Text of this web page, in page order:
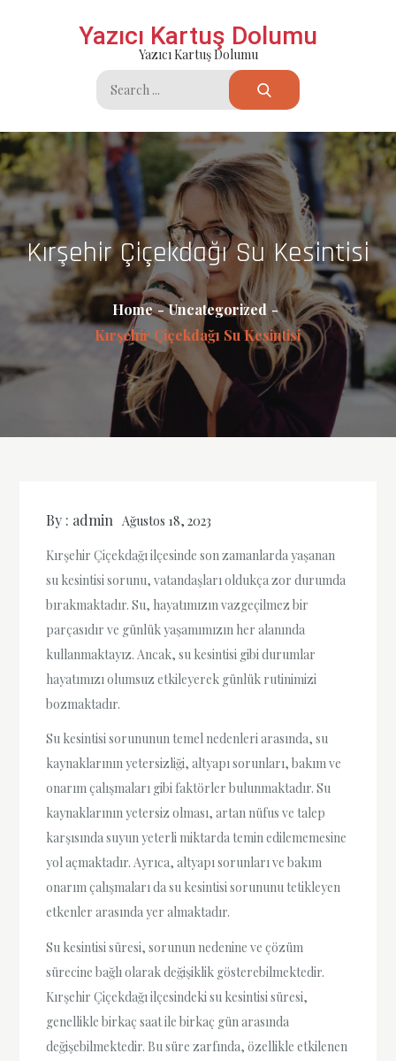
Yazıcı Kartuş Dolumu
Yazıcı Kartuş Dolumu
Search
for:
Kırşehir Çiçekdağı Su Kesintisi
Home
Uncategorized
Kırşehir Çiçekdağı Su Kesintisi
By : admin Ağustos 18, 2023
Kırşehir Çiçekdağı ilçesinde son zamanlarda yaşanan
su kesintisi sorunu, vatandaşları oldukça zor durumda
bırakmaktadır. Su, hayatımızın vazgeçilmez bir
parçasıdır ve günlük yaşamımızın her alanında
kullanmaktayız. Ancak, su kesintisi gibi durumlar
hayatımızı olumsuz etkileyerek günlük rutinimizi
bozmaktadır.
Su kesintisi sorununun temel nedenleri arasında, su
kaynaklarının yetersizliği, altyapı sorunları, bakım ve
onarım çalışmaları gibi faktörler bulunmaktadır. Su
kaynaklarının yetersiz olması, artan nüfus ve talep
karşısında suyun yeterli miktarda temin edilememesine
yol açmaktadır. Ayrıca, altyapı sorunları ve bakım
onarım çalışmaları da su kesintisi sorununu tetikleyen
etkenler arasında yer almaktadır.
Su kesintisi süresi, sorunun nedenine ve çözüm
sürecine bağlı olarak değişiklik gösterebilmektedir.
Kırşehir Çiçekdağı ilçesindeki su kesintisi süresi,
genellikle birkaç saat ile birkaç gün arasında
değişebilmektedir. Bu süre zarfında, özellikle etkilenen